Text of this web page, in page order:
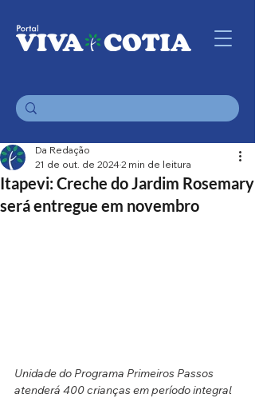
Itapevi: Creche do Jardim Rosemary
será entregue em novembro
Da Redação
21 de out. de 20242 min de leitura
Unidade do Programa Primeiros Passos
atenderá 400 crianças em período integral